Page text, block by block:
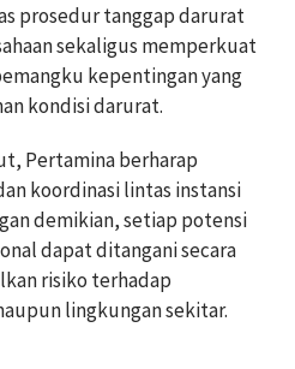
prosedur tanggap darurat
sekaligus memperkuat
kepentingan yang
kondisi darurat.
Pertamina berharap
koordinasi lintas instansi
demikian, setiap potensi
dapat ditangani secara
risiko terhadap
lingkungan sekitar.